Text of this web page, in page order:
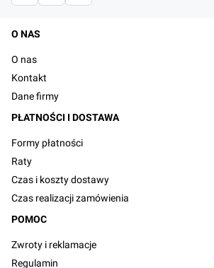
Linki w stopce
O NAS
O nas
Kontakt
Dane firmy
PŁATNOŚCI I DOSTAWA
Formy płatności
Raty
Czas i koszty dostawy
Czas realizacji zamówienia
POMOC
Zwroty i reklamacje
Regulamin